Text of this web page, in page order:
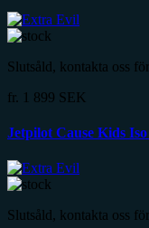
Slutsåld, kontakta oss
fr. 1 899 SEK
Jetpilot Cause Kids
Slutsåld, kontakta oss